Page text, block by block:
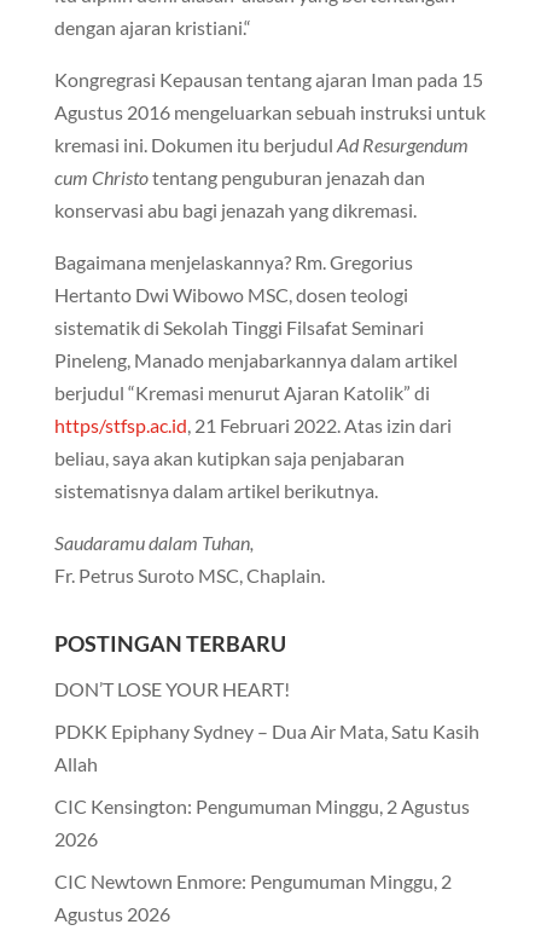
dengan ajaran kristiani.“
Kongregrasi Kepausan tentang ajaran Iman pada 15
Agustus 2016 mengeluarkan sebuah instruksi untuk
kremasi ini. Dokumen itu berjudul Ad Resurgendum
cum Christotentang penguburan jenazah dan
konservasi abu bagi jenazah yang dikremasi.
Bagaimana menjelaskannya? Rm. Gregorius
Hertanto Dwi Wibowo MSC, dosen teologi
sistematik di Sekolah Tinggi Filsafat Seminari
Pineleng, Manado menjabarkannya dalam artikel
berjudul “Kremasi menurut Ajaran Katolik” di
https/stfsp.ac.id, 21 Februari 2022. Atas izin dari
beliau, saya akan kutipkan saja penjabaran
sistematisnya dalam artikel berikutnya.
Saudaramu dalam Tuhan,
Fr. Petrus Suroto MSC, Chaplain.
POSTINGAN TERBARU
DON’T LOSE YOUR HEART!
PDKK Epiphany Sydney – Dua Air Mata, Satu Kasih
Allah
CIC Kensington: Pengumuman Minggu, 2 Agustus
2026
CIC Newtown Enmore: Pengumuman Minggu, 2
Agustus 2026